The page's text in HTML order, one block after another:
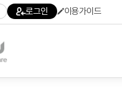
로그인 이용가이드